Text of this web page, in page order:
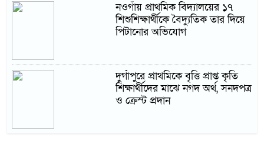
নওগাঁয় প্রাথমিক বিদ্যালয়ের ১৭
শিশুশিক্ষার্থীকে বৈদ্যুতিক তার দিয়ে
পিটানোর অভিযোগ
দুর্গাপুরে প্রাথমিকে বৃত্তি প্রাপ্ত কৃতি
শিক্ষার্থীদের মাঝে নগদ অর্থ, সনদপত্র
ও ক্রেস্ট প্রদান